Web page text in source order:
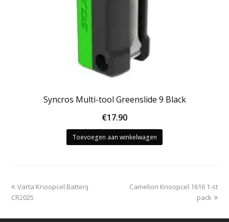
Syncros Multi-tool Greenslide 9 Black
€17.90
Toevoegen aan winkelwagen
previous
post:
Varta Knoopcel Batterij
CR2025
next
Camelion Knoopcel 1616 1-st
pack